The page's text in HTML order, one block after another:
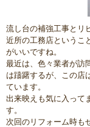
流し台の補強工事とリ
近所の工務店というこ
がいいですね。
最近は、色々業者が訪
は躊躇するが、この店
ています。
出来映えも気に入って
す。
次回のリフォーム時も